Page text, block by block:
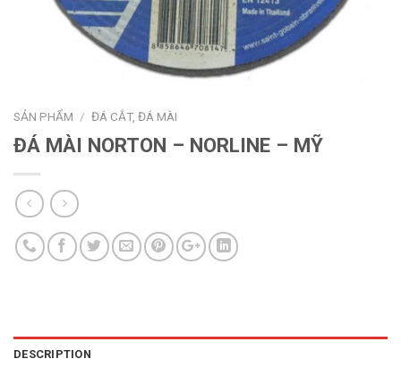
SẢN PHẨM / ĐÁ CẮT, ĐÁ MÀI
ĐÁ MÀI NORTON – NORLINE – MỸ
DESCRIPTION